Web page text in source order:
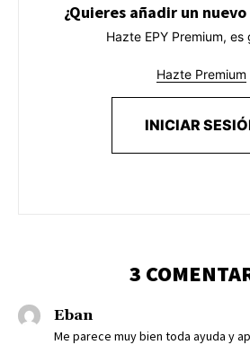
¿Quieres añadir un
Hazte EPY Premium, es
Hazte Premium
INICIAR
3
Eban
Me parece muy bien toda ayuda y